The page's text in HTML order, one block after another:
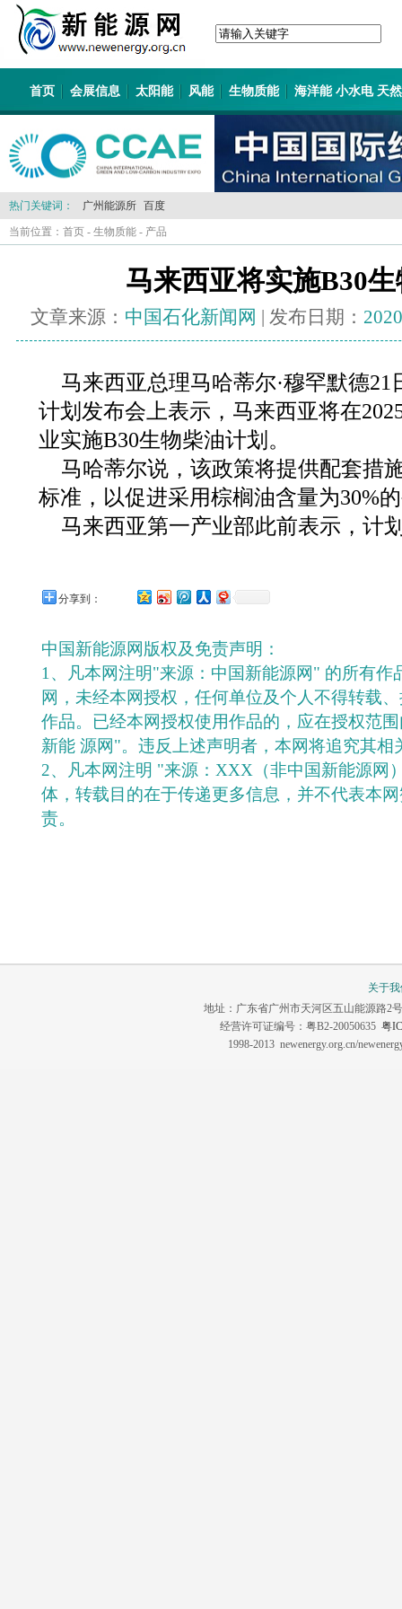
首页 会展信息 太阳能 风能 生物质能 海洋能 小水电 天
热门关键词： 广州能源所 百度
当前位置： 首页 - 生物质能 - 产品
马来西亚将实施B30
文章来源： 中国石化新闻网 | 发布日期：
马来西亚总理马哈蒂尔·穆罕默德
计划发布会上表示，马来西亚将在
业实施B30生物柴油计划。
马哈蒂尔说，该政策将提供配套措
标准，以促进采用棕榈油含量为30%
马来西亚第一产业部此前表示，计
分享到：
中国新能源网版权及免责声明：
1、凡本网注明"来源：中国新能源网" 的所有作
网，未经本网授权，任何单位及个人不得转载
作品。已经本网授权使用作品的，应在授权范
新能 源网"。违反上述声明者，本网将追究其相
2、凡本网注明 "来源：XXX（非中国新能源网
体，转载目的在于传递更多信息，并不代表本
责。
关于
地址：广东省广州市天河区五山能源路2
经营许可证编号：粤B2-20050635 粤
1998-2013 newenergy.org.cn/